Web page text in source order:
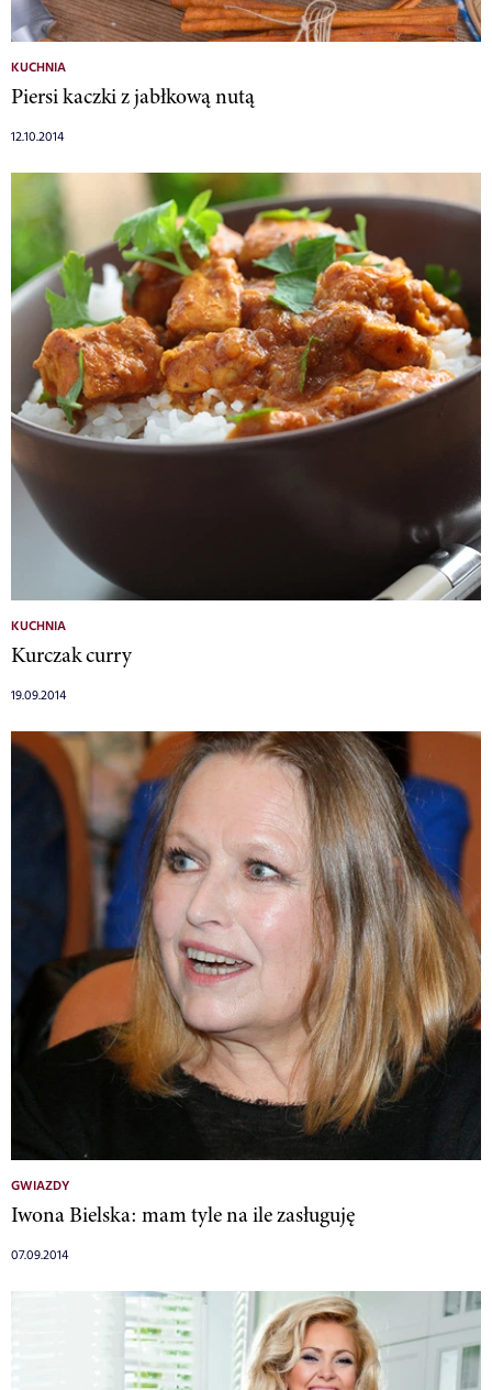
KUCHNIA
Piersi kaczki z jabłkową nutą
12.10.2014
KUCHNIA
Kurczak curry
19.09.2014
GWIAZDY
Iwona Bielska: mam tyle na ile zasługuję
07.09.2014